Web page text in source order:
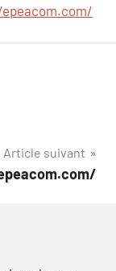
Article suivant